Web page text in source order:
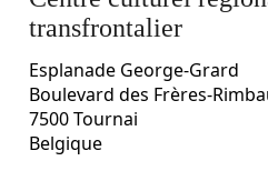
transfrontalier
Esplanade George-Grard
Boulevard des Frères-
7500 Tournai
Belgique